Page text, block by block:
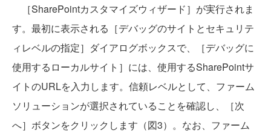
［SharePointカスタマイズウィザード］が実行されま
す。最初に表示される［デバッグのサイトとセキュリテ
ィレベルの指定］ダイアログボックスで、［デバッグに
使用するローカルサイト］には、使用するSharePointサ
イトのURLを入力します。信頼レベルとして、ファーム
ソリューションが選択されていることを確認し、［次
へ］ボタンをクリックします（図3）。なお、ファーム